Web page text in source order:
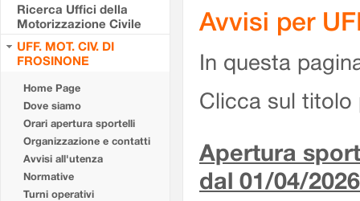
Ricerca Uffici della
Motorizzazione Civile
UFF. MOT. CIV. DI
FROSINONE
Home Page
Dove siamo
Orari apertura sportelli
Organizzazione e contatti
Avvisi all'utenza
Normative
Turni operativi
Avvisi per
In questa
Clicca sul titolo
Apertura
dal 01/04/2026